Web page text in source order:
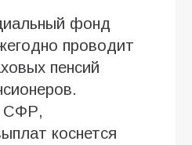
фонд
проводит
пенсий
СФР,
коснется